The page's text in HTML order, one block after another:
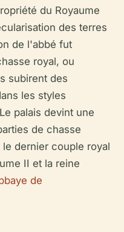
du Royaume
des terres
de l'abbé fut
royal, ou
subirent des
les styles
palais devint une
de chasse
le dernier couple royal
II et la reine
de